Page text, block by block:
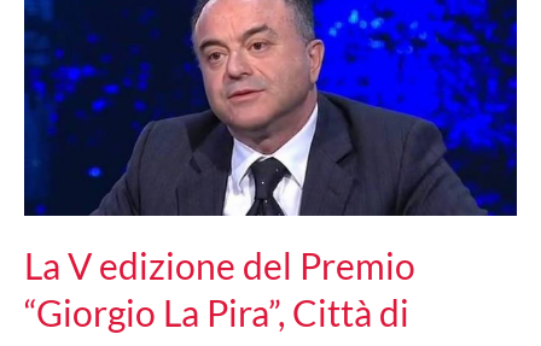
2020
a
Padre
Bernardo
Gianni
La V edizione del Premio
“Giorgio La Pira”, Città di